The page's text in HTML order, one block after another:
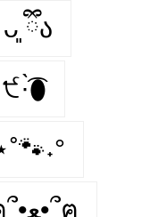
ྀིა
੯·̀͡⬮
ฅ՞•ﻌ•՞ฅ